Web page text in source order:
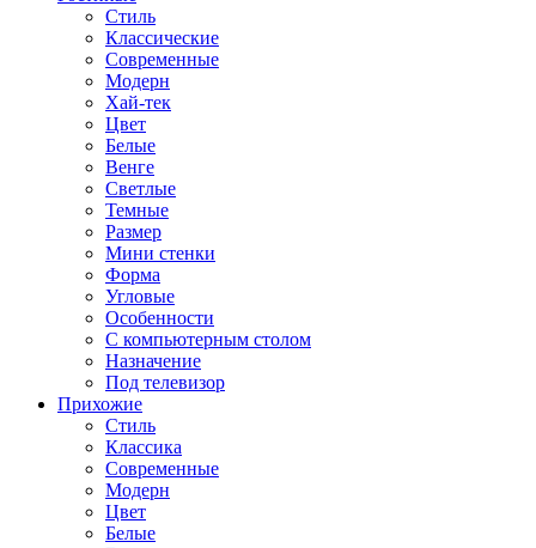
Стиль
Классические
Современные
Модерн
Хай-тек
Цвет
Белые
Венге
Светлые
Темные
Размер
Мини стенки
Форма
Угловые
Особенности
С компьютерным столом
Назначение
Под телевизор
Прихожие
Стиль
Классика
Современные
Модерн
Цвет
Белые